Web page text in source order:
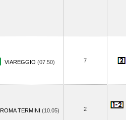
VIAREGGIO (07.50) 7
ROMA TERMINI (10.05) 2